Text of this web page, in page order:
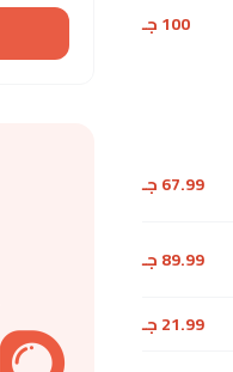
100 جـ
67.99 جـ
89.99 جـ
21.99 جـ